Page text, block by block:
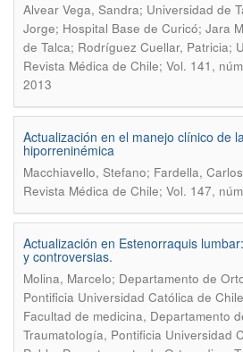
Alvear Vega, Sandra; Universidad de
Jorge; Hospital Base de Curicó; Jara
de Talca; Rodríguez Cuellar, Patricia;
Revista Médica de Chile; Vol. 141,
2013
Actualización en el manejo clínico de
hiporreninémica
Macchiavello, Stefano; Fardella,
Revista Médica de Chile; Vol. 147,
Actualización en Estenorraquis
y controversias.
Molina, Marcelo; Departamento de
Pontificia Universidad Católica de
Facultad de medicina, Departamento
Traumatología, Pontificia Universidad